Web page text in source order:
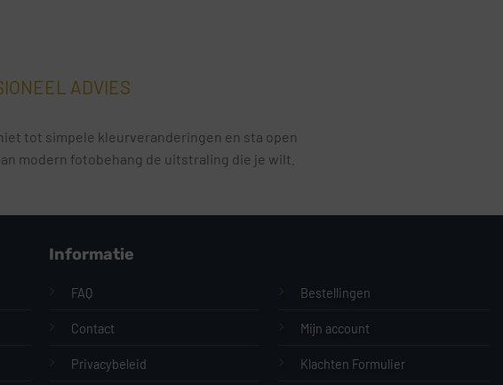
ADVIES
tot simpele kleurveranderingen en sta open
modern fotobehang de uitstraling die je wilt.
Informatie
FAQ
Contact
Privacybeleid
Bestellingen
Mijn account
Klachten Formulier